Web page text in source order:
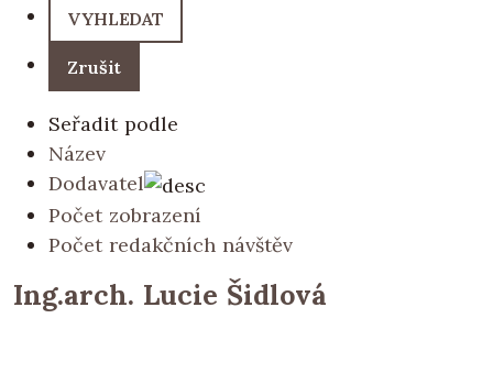
Seřadit podle
Název
Dodavatel
Počet zobrazení
Počet redakčních návštěv
Ing.arch. Lucie Šidlová